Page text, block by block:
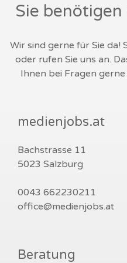
Sie
Wir sind gerne für Sie da!
oder rufen Sie uns an.
Ihnen bei Fragen
medienjobs.at
Bachstrasse 11
5023 Salzburg
0043 662230211
office@medienjobs.at
Beratung